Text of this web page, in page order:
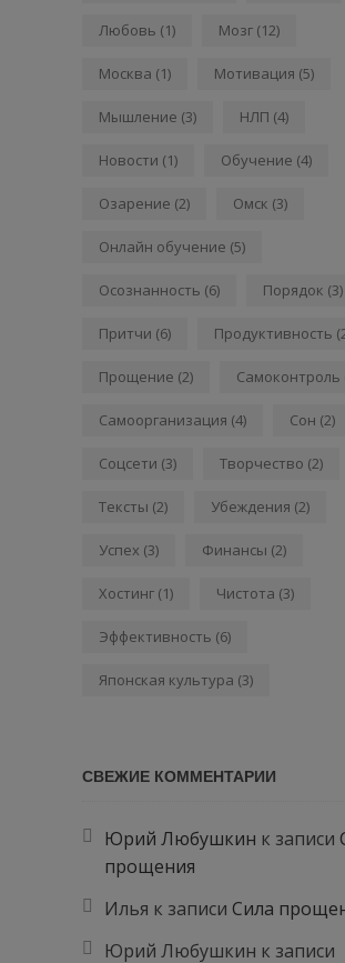
Любовь (1) Мозг (12)
Москва (1) Мотивация (5)
Мышление (3) НЛП (4)
Новости (1) Обучение (4)
Озарение (2) Омск (3)
Онлайн обучение (5)
Осознанность (6) Порядок (3)
Притчи (6) Продуктивность
Прощение (2) Самоконтроль
Самоорганизация (4) Сон (2)
Соцсети (3) Творчество (2)
Тексты (2) Убеждения (2)
Успех (3) Финансы (2)
Хостинг (1) Чистота (3)
Эффективность (6)
Японская культура (3)
СВЕЖИЕ КОММЕНТАРИИ
Юрий Любушкин к записи
прощения
Илья к записи Сила
Юрий Любушкин к записи